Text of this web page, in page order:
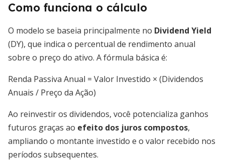
Como funciona o cálculo
O modelo se baseia principalmente no Dividend Yield
(DY), que indica o percentual de rendimento anual
sobre o preço do ativo. A fórmula básica é:
Renda Passiva Anual = Valor Investido × (Dividendos
Anuais / Preço da Ação)
Ao reinvestir os dividendos, você potencializa ganhos
futuros graças ao efeito dos juros compostos,
ampliando o montante investido e o valor recebido nos
períodos subsequentes.